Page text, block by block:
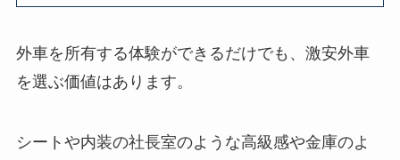
外車を所有する体験ができるだけでも、激安外車
を選ぶ価値はあります。
シートや内装の社長室のような高級感や金庫のよ